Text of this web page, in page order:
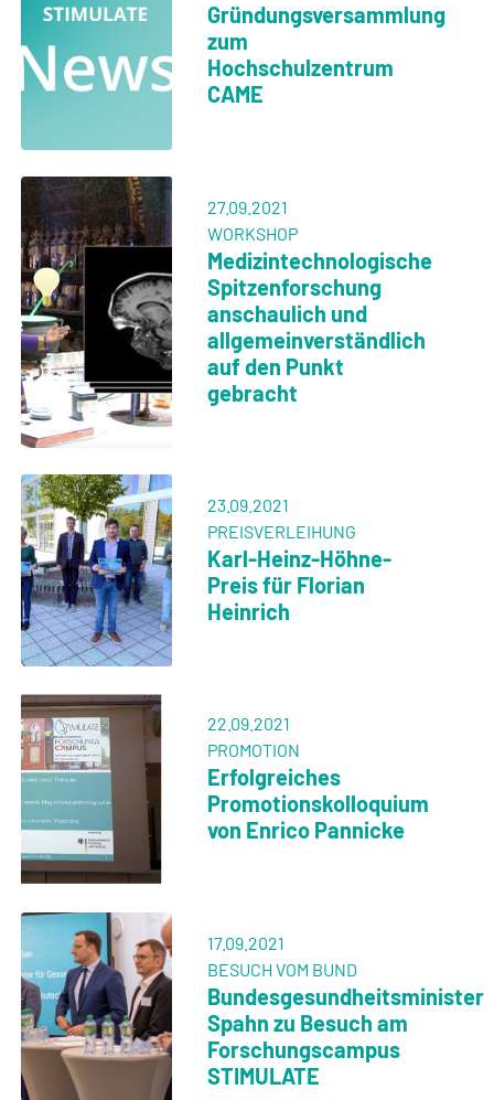
Gründungsversammlung
zum
Hochschulzentrum
CAME
27.09.2021
WORKSHOP
Medizintechnologische
Spitzenforschung
anschaulich und
allgemeinverständlich
auf den Punkt
gebracht
23.09.2021
PREISVERLEIHUNG
Karl-Heinz-Höhne-
Preis für Florian
Heinrich
22.09.2021
PROMOTION
Erfolgreiches
Promotionskolloquium
von Enrico Pannicke
17.09.2021
BESUCH VOM BUND
Bundesgesundheitsminister
Spahn zu Besuch am
Forschungscampus
STIMULATE